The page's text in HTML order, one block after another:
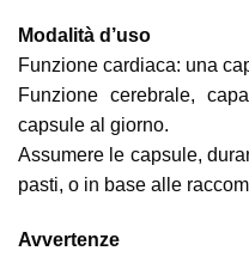
Modalità d’uso
Funzione cardiaca: una
Funzione cerebrale,
capsule al giorno.
Assumere le capsule,
pasti, o in base alle
Avvertenze